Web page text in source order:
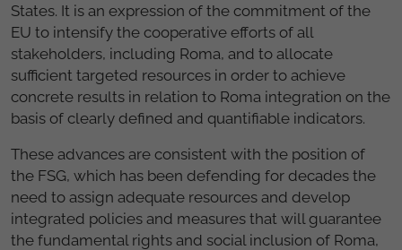
States. It is an expression of the commitment of the
EU to intensify the cooperative efforts of all
stakeholders, including Roma, and to allocate
sufficient targeted resources in order to achieve
concrete results in relation to Roma integration on the
basis of clearly defined and quantifiable indicators.
These advances are consistent with the position of
the FSG, which has been defending for decades the
need to assign adequate resources and develop
integrated policies and measures that will guarantee
the fundamental rights and social inclusion of Roma,